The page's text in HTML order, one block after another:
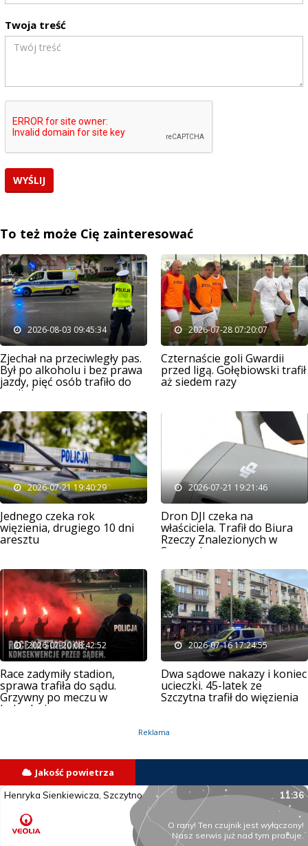
Twoja treść
To też może Cię zainteresować
2026-08-03 09:45:34
Zjechał na przeciwległy pas.
Był po alkoholu i bez prawa
jazdy, pięć osób trafiło do
szpitala
2026-07-28 07:20:07
Czternaście goli Gwardii
przed ligą. Gołębiowski trafił
aż siedem razy
2026-07-21 19:40:29
Jednego czeka rok
więzienia, drugiego 10 dni
aresztu
2026-07-21 19:21:46
Dron DJI czeka na
właściciela. Trafił do Biura
Rzeczy Znalezionych w
Szczytnie
2026-07-20 08:42:52
Race zadymiły stadion,
sprawa trafiła do sądu.
Grzywny po meczu w
Jedwabnie
2026-07-16 17:24:55
Dwa sądowe nakazy i koniec
ucieczki. 45-latek ze
Szczytna trafił do więzienia
Reklama
Jakość powietrza